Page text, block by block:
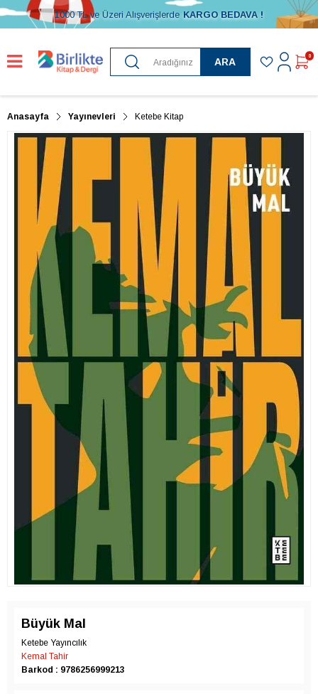
1000 TL ve Üzeri Alışverişlerde KARGO BEDAVA !
ARA
0
Anasayfa Yayınevleri Ketebe Kitap
Büyük Mal
Ketebe Yayıncılık
Kemal Tahir
Barkod : 9786256999213